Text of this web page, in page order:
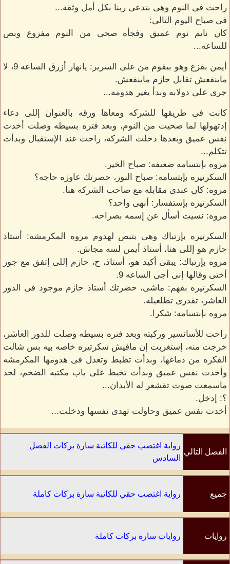
راحت فى النوم وهى بتدعى ربنا بكل أمل وثقه...
فى صباح اليوم التالى:
كان نايم نوم عميق وفجأه صحى من النوم مفزوع وبص
للساعه...
أيمن بفزع وهو بيقوم من على السرير: يانهار أزرق الساعه 9، لا
ماينفعش تقابل حازم ماينفعش.
جرى على دولابه وبدأ يغير هدومه...
كانت فى طريقها للشركه ومعاها ورقه بالعنوان إللى دعاء
إدتهولها لما صحيت من النوم، وبعد فتره بسيطه وصلت أخدت
نفس عميق وبعدها دخلت الشركه، راحت عند الإستقبال وبدأت
تتكلم...
مروه بإبتسامه ضعيفه: صباح الخير.
السكرتيره بإبتسامه: صباح النور، حضرتك عاوزه حاجه؟
مروه: كان عندى مقابله مع صاحب الشركه هنا.
السكرتيره بإستفسار: أنهى واحد؟
مروه: نسيت أسأل عن إسمه بصراحه.
السكرتيره بإرتباك وهى بتبص لهدوم مروه المكرمشه: أستاذ
حازم هو إللى هنا، أستاذ أيمن لسه مجاش.
مروه بإرتباك: يبقى أكيد هو، أستاذ، ح، حازم إللى إتفق مع جوز
أختى وقالها إنى أجى الساعه 9.
السكرتيره بفهم: ماشى، حضرتك أستاذ حازم موجود فى الدور
العاشر، تقدرى تطلعيله.
مروه بإبتسامه: شكرا.
راحت للأسانسير وركبته وبعد فتره بسيطه وصلت للدور العاشر،
خرجت منه، إستغربت إن مافيش سكرتيره خاصه بيه بس شالت
الفكره من دماغها، وبدأت تظبط وتعدل فى هدومها المكرمشه
وأخدت نفس عميق وبدأت تخبط على باب مكتبه الضخم، لحد
ماسمعت صوت تقشعر له الأبدان...
؟: إدخل.
أخدت نفس عميق وحاولت تهدى نفسها ودخلت...
الفصل التالي
رواية اغتصب حقي للكاتبة سارة بركات الفصل
السادس
جميع رواية اغتصب حقي للكاتبة سارة بركات كاملة
روايات روايات سارة بركات كاملة